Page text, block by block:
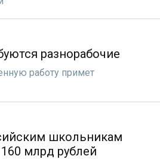
разнорабочие
работу примет
школьникам
млрд рублей